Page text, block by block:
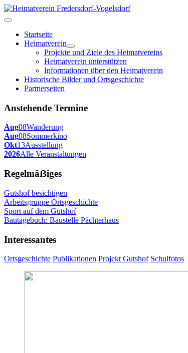
Startseite
Heimatverein
Projekte und Ziele des Heimatvereins
Heimatverein unterstützen
Informationen über den Heimatverein
Historische Bilder und Ortsgeschichte
Partnerseiten
Anstehende Termine
Aug08Wanderung
Aug08Sommerkino
Okt13Ausstellung
2026Alle Veranstaltungen
Regelmäẞiges
Gutshof besichtigen
Arbeitsgruppe Ortsgeschichte
Sport auf dem Gutshof
Bautagebuch: Baustelle Pächterhaus
Interessantes
Ortsgeschichte Publikationen Projekt Gutshof Schulfotos